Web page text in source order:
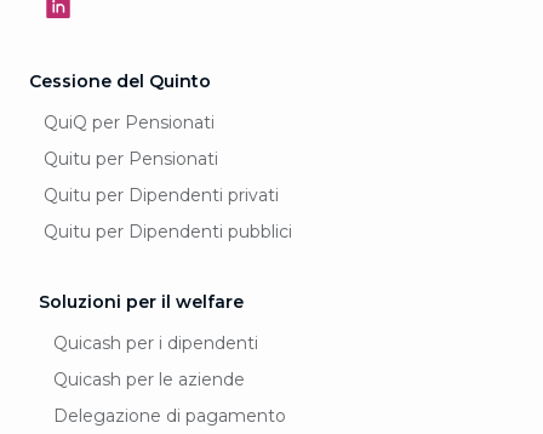
Cessione del Quinto
QuiQ per Pensionati
Quitu per Pensionati
Quitu per Dipendenti privati
Quitu per Dipendenti pubblici
Soluzioni per il welfare
Quicash per i dipendenti
Quicash per le aziende
Delegazione di pagamento